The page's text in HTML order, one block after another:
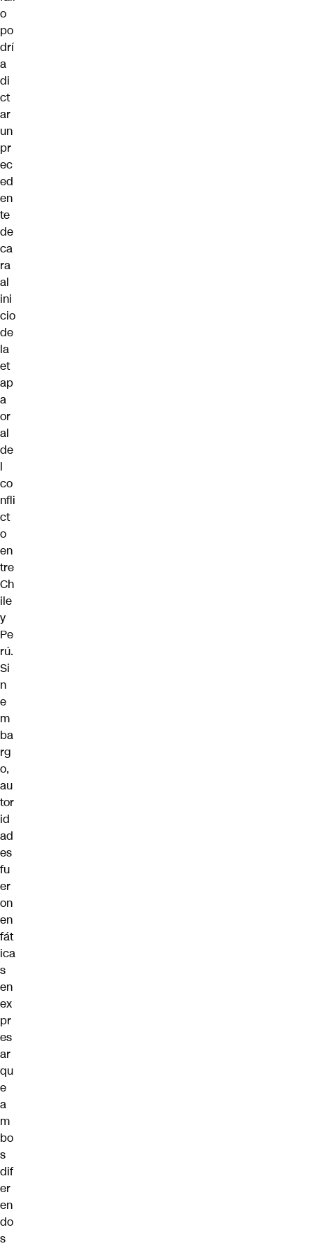
o
po
drí
a
di
ct
ar
un
pr
ec
ed
en
te
de
ca
ra
al
ini
cio
de
la
et
ap
a
or
al
de
l
co
nfli
ct
o
en
tre
Ch
ile
y
Pe
rú.
Si
n
e
m
ba
rg
o,
au
tor
id
ad
es
fu
er
on
en
fát
ica
s
en
ex
pr
es
ar
qu
e
a
m
bo
s
dif
er
en
do
s